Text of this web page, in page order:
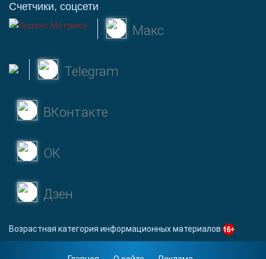
Счетчики, соцсети
Макс
Telegram
ВКонтакте
OK
Дзен
Возрастная категория информационных материалов